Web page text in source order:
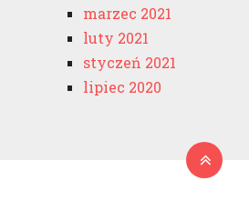
marzec 2021
luty 2021
styczeń 2021
lipiec 2020